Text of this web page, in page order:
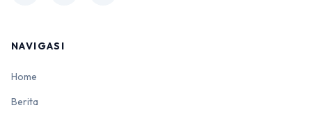
NAVIGASI
Home
Berita